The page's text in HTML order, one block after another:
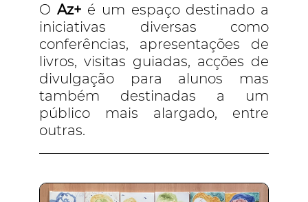
O Az+ é um espaço destinado a
iniciativas diversas como
conferências, apresentações de
livros, visitas guiadas, acções de
divulgação para alunos mas
também destinadas a um
público mais alargado, entre
outras.